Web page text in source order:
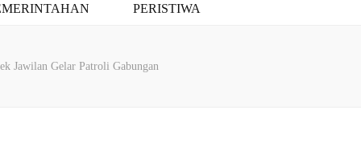
PERISTIWA
Jawilan Gelar Patroli Gabungan